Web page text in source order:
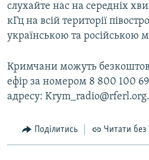
слухайте нас на середніх
кГц на всій території
українською та російською
Кримчани можуть
ефір за номером 8 800 100
адресу: Krym_radio@rferl.org.
Поділитись Читати без